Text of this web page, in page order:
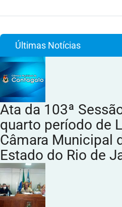
Últimas Notícias
Ata da 103ª
quarto período de
Câmara Municipal
Estado do Rio de